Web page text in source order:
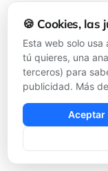
🍪 Cookies, las
Esta web solo
tú quieres, una
terceros) para
publicidad. Más
Aceptar